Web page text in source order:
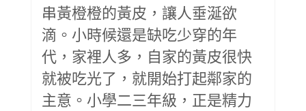
串黃橙橙的黃皮，讓人垂涎欲
滴。小時候還是缺吃少穿的年
代，家裡人多，自家的黃皮很快
就被吃光了，就開始打起鄰家的
主意。小學二三年級，正是精力